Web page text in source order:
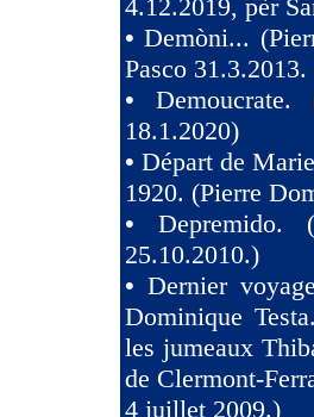
4.12.2019, pèr
•Demòni...
Pasco
•
18.1.2020)
• Départ de
1920. (Pierre
• Depremido.
25.10.2010.)
•Dernier
Dominique
les jumeaux
de Clermont-
4 juillet 2009.)